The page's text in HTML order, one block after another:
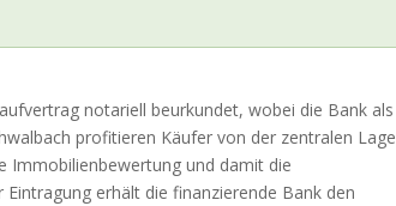
notariell beurkundet, wobei die Bank als
profitieren Käufer von der zentralen Lage
Immobilienbewertung und damit die
erhält die finanzierende Bank den